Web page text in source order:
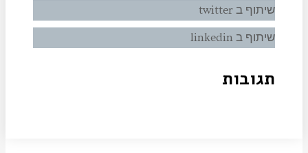
שיתוף ב twitter
שיתוף ב linkedin
תגובות